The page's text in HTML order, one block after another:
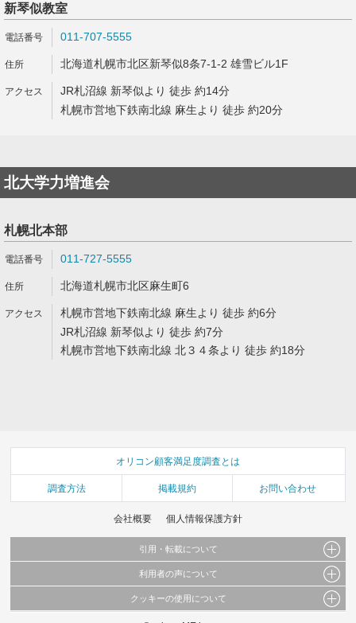
新琴似教室
011-707-5555
北海道札幌市北区新琴似8条7-1-2 雄雪ビル1F
JR札沼線 新琴似より 徒歩 約14分
札幌市営地下鉄南北線 麻生より 徒歩 約20分
北大学力増進会
札幌北本部
011-727-5555
北海道札幌市北区麻生町6
札幌市営地下鉄南北線 麻生より 徒歩 約6分
JR札沼線 新琴似より 徒歩 約7分
札幌市営地下鉄南北線 北３４条より 徒歩 約18分
オリコン顧客満足度調査とは
調査方法 掲載規約 お問い合わせ
会社概要 個人情報保護方針
引用・転載について
当サイトで公開されている情報（文字、写真、イラスト、画像データ等）及びこれらの配
これらの情報を権利者の許可なく無断転載・複製などの二次利用を行うことは固く禁じて
利用者の声について
当サイトに掲載している内容はすべてサービスの利用者が提出された見解・感想です。
クッキーの使用について